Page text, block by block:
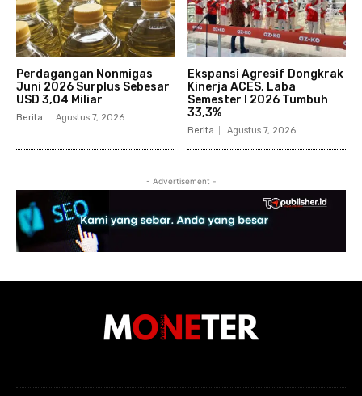
Perdagangan Nonmigas
Juni 2026 Surplus Sebesar
USD 3,04 Miliar
Berita Agustus 7, 2026
Ekspansi Agresif Dongkrak
Kinerja ACES, Laba
Semester I 2026 Tumbuh
33,3%
Berita Agustus 7, 2026
- Advertisement -